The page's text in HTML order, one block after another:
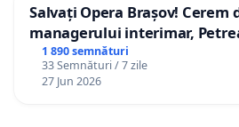
Salvați Opera Brașov! Cerem
managerului interimar,
1 890 semnături
33 Semnături / 7 zile
27 Jun 2026